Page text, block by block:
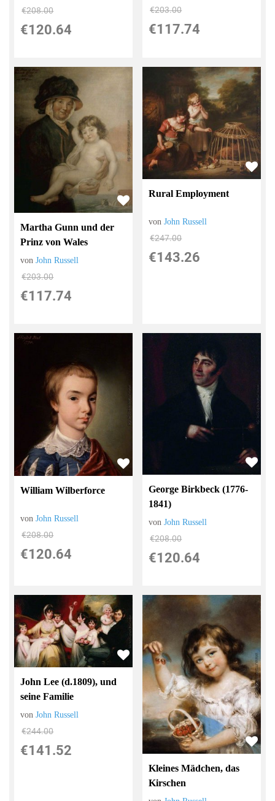
€208.00
€120.64
€203.00
€117.74
Martha Gunn und der
Prinz von Wales
vonJohn Russell
€203.00
€117.74
Rural Employment
vonJohn Russell
€247.00
€143.26
William Wilberforce
vonJohn Russell
€208.00
€120.64
George Birkbeck (1776-
1841)
vonJohn Russell
€208.00
€120.64
John Lee (d.1809), und
seine Familie
vonJohn Russell
€244.00
€141.52
Kleines Mädchen, das
Kirschen